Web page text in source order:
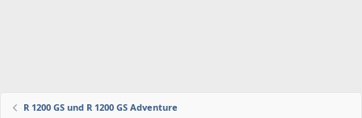
R 1200 GS und R 1200 GS Adventure